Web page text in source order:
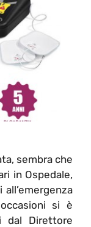
sembra che
in Ospedale,
si è
dal Direttore